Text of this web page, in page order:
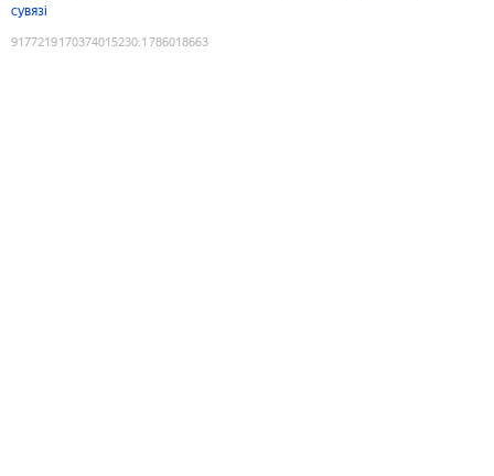
сувязі
9177219170374015230:1786018663